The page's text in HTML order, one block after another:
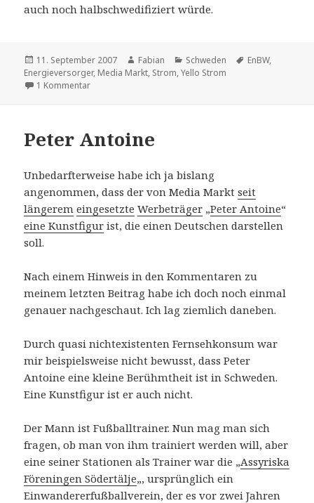
auch noch halbschwedifiziert würde.
Veröffentlicht
am
11. September 2007 Autor
Fabian Kategorien
Schweden Schlagwörter
EnBW,
Energieversorger, Media Markt, Strom,Yello Strom
1 Kommentarzu Gelber Strom
Peter Antoine
Unbedarfterweise habe ich ja bislang
angenommen, dass der von Media Marktseit
längerem eingesetzte Werbeträger „Peter Antoine“
eine Kunstfigur ist, die einen Deutschen darstellen
soll.
Nach einem Hinweis in den Kommentaren zu
meinem letzten Beitrag habe ich doch noch einmal
genauer nachgeschaut. Ich lag ziemlich daneben.
Durch quasi nichtexistenten Fernsehkonsum war
mir beispielsweise nicht bewusst, dass Peter
Antoine eine kleine Berühmtheit ist in Schweden.
Eine Kunstfigur ist er auch nicht.
Der Mann ist Fußballtrainer. Nun mag man sich
fragen, ob man von ihm trainiert werden will, aber
eine seiner Stationen als Trainer war die „Assyriska
Föreningen Södertälje„, ursprünglich ein
Einwandererfußballverein, der es vor zwei Jahren